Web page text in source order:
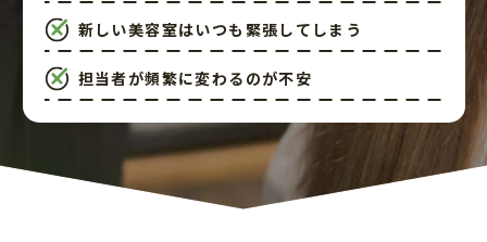
新しい美容室はいつも緊張してしまう
担当者が頻繁に変わるのが不安